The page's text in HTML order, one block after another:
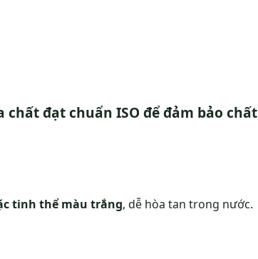
đạt chuẩn ISO để đảm bảo chất
tinh thể màu trắng, dễ hòa tan trong nước.